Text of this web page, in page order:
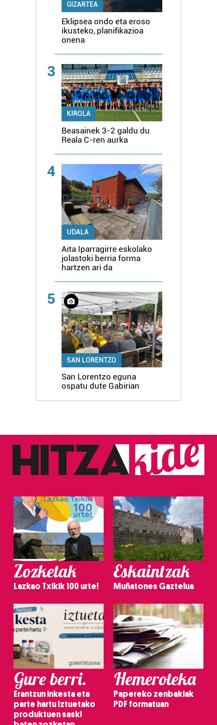
GIZARTEA
Eklipsea ondo eta eroso
ikusteko, planifikazioa
onena
3
KIROLA
Beasainek 3-2 galdu du
Reala C-ren aurka
4
UDALA
Aita Iparragirre eskolako
jolastoki berria forma
hartzen ari da
5
SAN LORENTZO
San Lorentzo eguna
ospatu dute Gabirian
Zozketak
Lazkao Txikik 100 urte!
Eskaintzak
Muñatones Gaztelua
Gure berri.
Erantzun inkesta eta
parte hartu Iztuetako
produktuen saski
Hemeroteka
Papereko zenbakiak
PDF formatuan